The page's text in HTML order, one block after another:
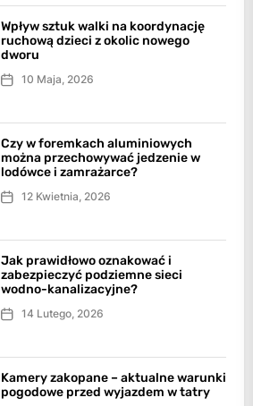
Wpływ sztuk walki na koordynację
ruchową dzieci z okolic nowego
dworu
10 Maja, 2026
Czy w foremkach aluminiowych
można przechowywać jedzenie w
lodówce i zamrażarce?
12 Kwietnia, 2026
Jak prawidłowo oznakować i
zabezpieczyć podziemne sieci
wodno-kanalizacyjne?
14 Lutego, 2026
Kamery zakopane – aktualne warunki
pogodowe przed wyjazdem w tatry